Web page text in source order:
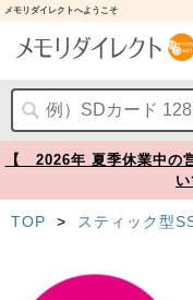
メモリダイレクトへようこそ
Transcend ESD310C ポータブルSSD 2TB
【 2026年 夏季休業中の
TOP > スティック型